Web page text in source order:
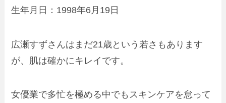
生年月日：1998年6月19日
広瀬すずさんはまだ21歳という若さもあります
が、肌は確かにキレイです。
女優業で多忙を極める中でもスキンケアを怠って